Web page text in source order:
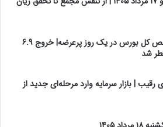
رشد 39 هزار واحدی شاخص کل بورس در یک روز پرعرضه| خروج 6.9
شد
رقیب | بازار سرمایه وارد مرحله‌ای جدید از